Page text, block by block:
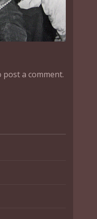
a comment.